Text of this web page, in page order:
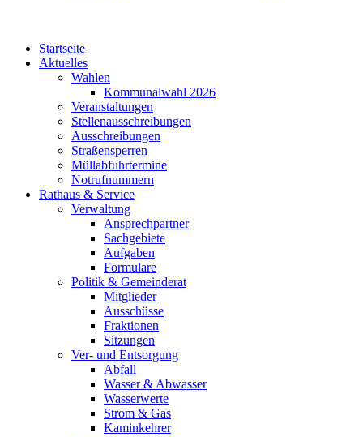
Startseite
Aktuelles
Wahlen
Kommunalwahl 2026
Veranstaltungen
Stellenausschreibungen
Ausschreibungen
Straßensperren
Müllabfuhrtermine
Notrufnummern
Rathaus & Service
Verwaltung
Ansprechpartner
Sachgebiete
Aufgaben
Formulare
Politik & Gemeinderat
Mitglieder
Ausschüsse
Fraktionen
Sitzungen
Ver- und Entsorgung
Abfall
Wasser & Abwasser
Wasserwerte
Strom & Gas
Kaminkehrer